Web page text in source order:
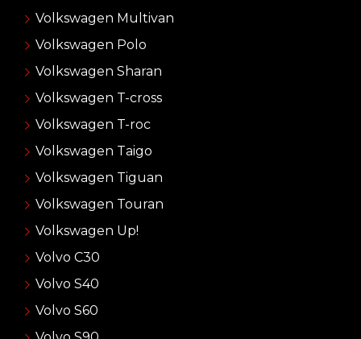
Volkswagen Multivan
Volkswagen Polo
Volkswagen Sharan
Volkswagen T-cross
Volkswagen T-roc
Volkswagen Taigo
Volkswagen Tiguan
Volkswagen Touran
Volkswagen Up!
Volvo C30
Volvo S40
Volvo S60